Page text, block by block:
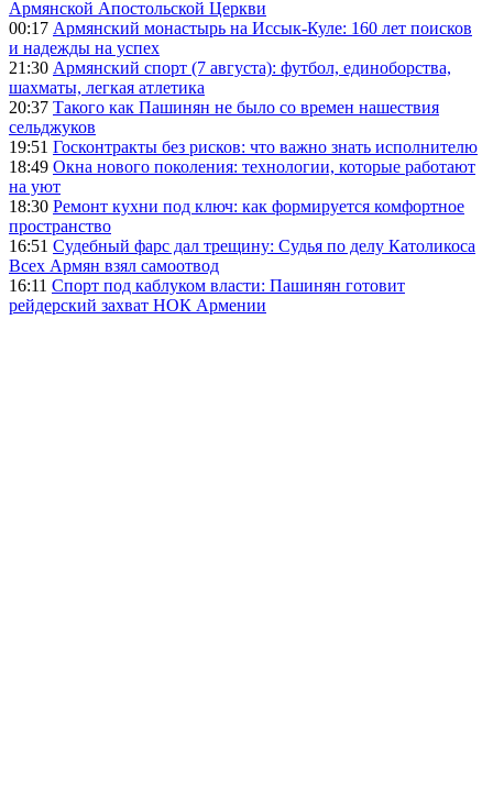
Армянской Апостольской Церкви
00:17 Армянский монастырь на Иссык-Куле: 160 лет поисков
и надежды на успех
21:30 Армянский спорт (7 августа): футбол, единоборства,
шахматы, легкая атлетика
20:37 Такого как Пашинян не было со времен нашествия
сельджуков
19:51 Госконтракты без рисков: что важно знать исполнителю
18:49 Окна нового поколения: технологии, которые работают
на уют
18:30 Ремонт кухни под ключ: как формируется комфортное
пространство
16:51 Судебный фарс дал трещину: Судья по делу Католикоса
Всех Армян взял самоотвод
16:11 Спорт под каблуком власти: Пашинян готовит
рейдерский захват НОК Армении